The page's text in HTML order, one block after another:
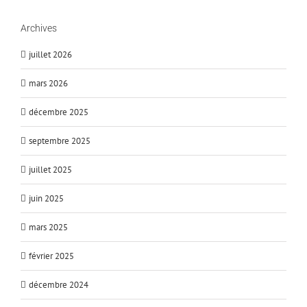
Archives
juillet 2026
mars 2026
décembre 2025
septembre 2025
juillet 2025
juin 2025
mars 2025
février 2025
décembre 2024